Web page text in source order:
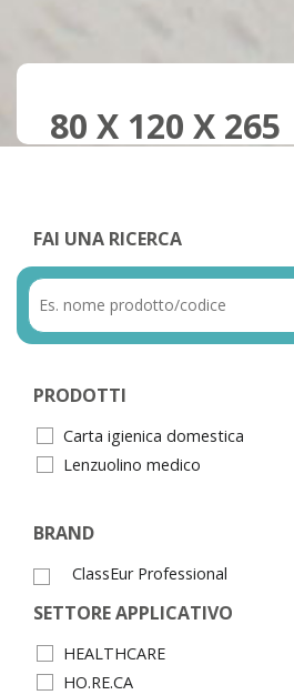
80 X 120 X 265
FAI UNA RICERCA
PRODOTTI
Carta igienica domestica
Lenzuolino medico
BRAND
ClassEur Professional
SETTORE APPLICATIVO
HEALTHCARE
HO.RE.CA